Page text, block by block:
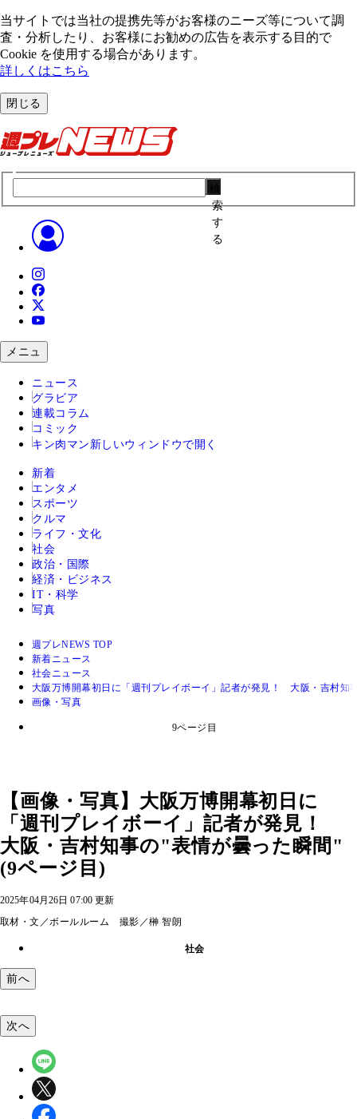
当サイトでは当社の提携先等がお客様のニーズ等について調
査・分析したり、お客様にお勧めの広告を表⽰する⽬的で
Cookie を使⽤する場合があります。
詳しくはこちら
閉じる
索
す
る
メニュ
ニュース
グラビア
連載コラム
コミック
キン肉マン 新しいウィンドウで開く
新着
エンタメ
スポーツ
クルマ
ライフ・文化
社会
政治・国際
経済・ビジネス
IT・科学
写真
週プレNEWS TOP
新着ニュース
社会ニュース
大阪万博開幕初日に「週刊プレイボーイ」記者が発見！ 大阪・吉村知
画像・写真
9ページ目
【画像・写真】大阪万博開幕初日に
「週刊プレイボーイ」記者が発見！
大阪・吉村知事の"表情が曇った瞬間"
(9ページ目)
2025年04月26日 07:00 更新
取材・文／ボールルーム 撮影／榊 智朗
社会
前へ
次へ